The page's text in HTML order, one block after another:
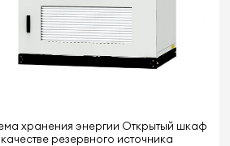
хранения энергии Открытый шкаф
резервного источника